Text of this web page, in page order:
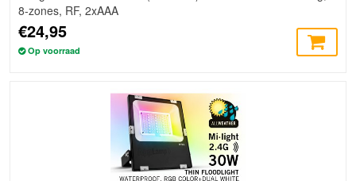
8-zones, RF, 2xAAA
€24,95
Op voorraad